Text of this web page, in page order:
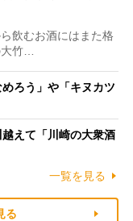
飲むお酒にはまた格
竹…
ろう」や「キヌカツ
越えて「川崎の大衆酒
一覧を見る
る